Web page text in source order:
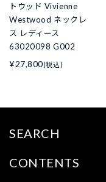
トウッド Vivienne
Westwood ネックレ
ス レディース
63020098 G002
¥27,800(税込)
SEARCH
CONTENTS